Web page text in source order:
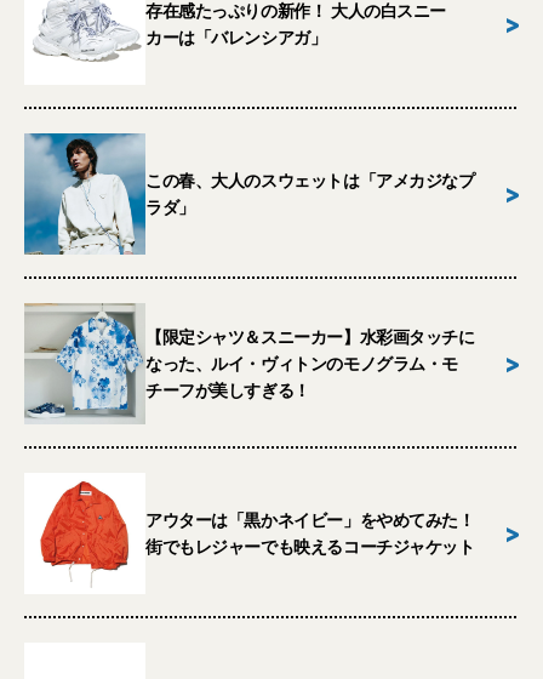
存在感たっぷりの新作！ 大人の白スニー
カーは「バレンシアガ」
>
この春、大人のスウェットは「アメカジなプ
ラダ」
>
【限定シャツ＆スニーカー】水彩画タッチに
なった、ルイ・ヴィトンのモノグラム・モ
チーフが美しすぎる！
>
アウターは「黒かネイビー」をやめてみた！
街でもレジャーでも映えるコーチジャケット
>